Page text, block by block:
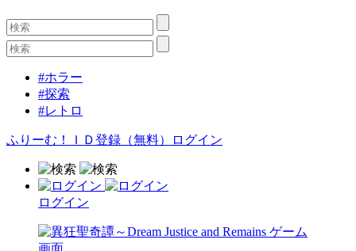
#ホラー
#探索
#レトロ
ふりーむ！ＩＤ登録（無料） ログイン
ログイン